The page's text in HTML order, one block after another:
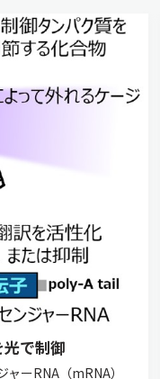
で制御
ーRNA（mRNA）